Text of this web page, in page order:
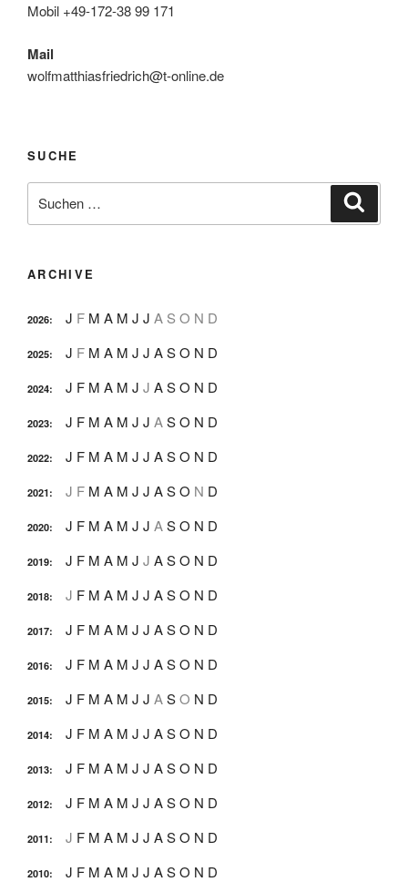
Mobil +49-172-38 99 171
Mail
wolfmatthiasfriedrich@t-online.de
SUCHE
nach:
ARCHIVE
2026: J F M A M J J A S O N D
2025: J F M A M J J ASO N D
2024: J F M A M J J ASO N D
2023: J F M A M J J ASO N D
2022: J F M A M J J ASO N D
2021: J F M A M J J ASO N D
2020: J F M A M J J ASO N D
2019: J F M A M J J ASO N D
2018: J F M A M J J ASO N D
2017: J F M A M J J ASO N D
2016: J F M A M J J ASO N D
2015: J F M A M J J ASO N D
2014: J F M A M J J ASO N D
2013: J F M A M J J ASO N D
2012: J F M A M J J ASO N D
2011: J F M A M J J ASO N D
2010: J F M A M J J ASO N D